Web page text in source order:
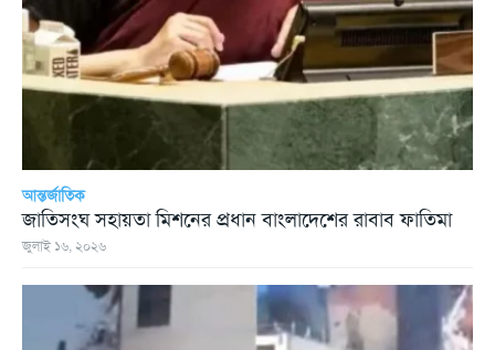
আন্তর্জাতিক
জাতিসংঘ সহায়তা মিশনের প্রধান বাংলাদেশের রাবাব ফাতিমা
জুলাই ১৬, ২০২৬